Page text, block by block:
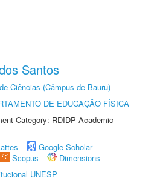
Santos
Ciências (Câmpus de Bauru)
DE EDUCAÇÃO FÍSICA
Category: RDIDP Academic
Google Scholar
Scopus
Dimensions
UNESP